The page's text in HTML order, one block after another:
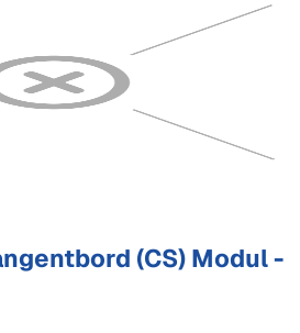
(CS) Modul -